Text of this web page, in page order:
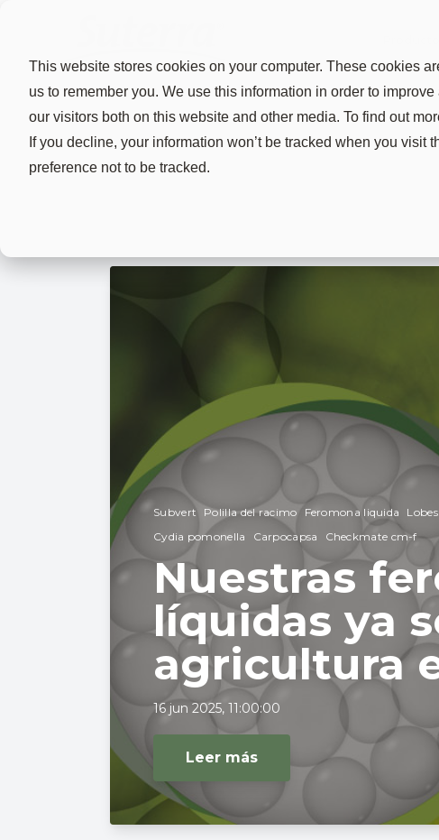
This website stores cookies on your computer. These cookies
us to remember you. We use this information in order to
our visitors both on this website and other media. To find out
If you decline, your information won’t be tracked when you
preference not to be tracked.
Subvert Polilla del racimo Feromona liquida
Cydia pomonella
Carpocapsa Checkmate cm-f
Nuestras
líquidas ya
agricultura
16 jun 2025, 11:00:00
Leer más